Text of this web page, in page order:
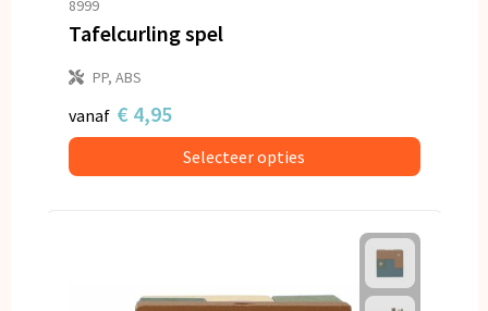
8999
Tafelcurling spel
PP, ABS
vanaf € 4,95
Selecteer opties